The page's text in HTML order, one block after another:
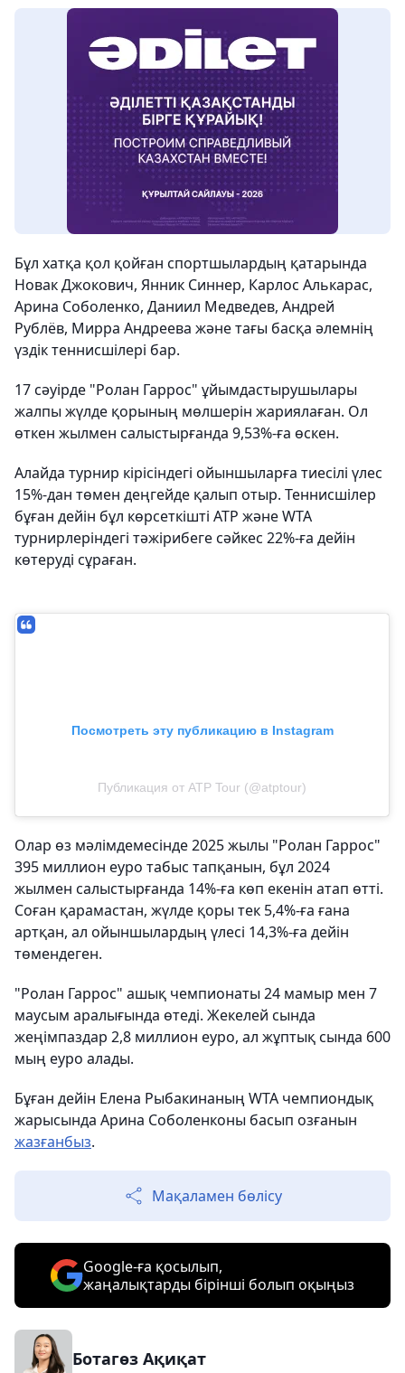
Бұл хатқа қол қойған спортшылардың қатарында
Новак Джокович, Янник Синнер, Карлос Алькарас,
Арина Соболенко, Даниил Медведев, Андрей
Рублёв, Мирра Андреева және тағы басқа әлемнің
үздік теннисшілері бар.
17 сәуірде "Ролан Гаррос" ұйымдастырушылары
жалпы жүлде қорының мөлшерін жариялаған. Ол
өткен жылмен салыстырғанда 9,53%-ға өскен.
Алайда турнир кірісіндегі ойыншыларға тиесілі үлес
15%-дан төмен деңгейде қалып отыр. Теннисшілер
бұған дейін бұл көрсеткішті ATP және WTA
турнирлеріндегі тәжірибеге сәйкес 22%-ға дейін
көтеруді сұраған.
Посмотреть эту публикацию в Instagram
Публикация от ATP Tour (@atptour)
Олар өз мәлімдемесінде 2025 жылы "Ролан Гаррос"
395 миллион еуро табыс тапқанын, бұл 2024
жылмен салыстырғанда 14%-ға көп екенін атап өтті.
Соған қарамастан, жүлде қоры тек 5,4%-ға ғана
артқан, ал ойыншылардың үлесі 14,3%-ға дейін
төмендеген.
"Ролан Гаррос" ашық чемпионаты 24 мамыр мен 7
маусым аралығында өтеді. Жекелей сында
жеңімпаздар 2,8 миллион еуро, ал жұптық сында 600
мың еуро алады.
Бұған дейін Елена Рыбакинаның WTA чемпиондық
жарысында Арина Соболенконы басып озғанын
жазғанбыз.
Мақаламен бөлісу
Google-ға қосылып,
жаңалықтарды бірінші болып оқыңыз
Ботагөз Ақиқат